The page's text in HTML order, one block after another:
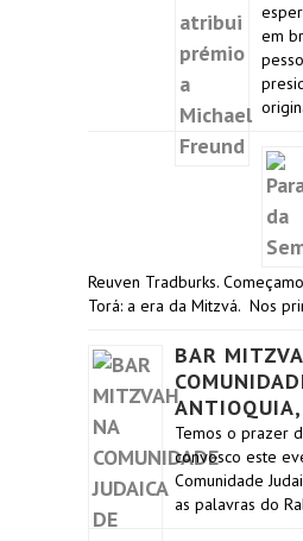
em
Reuven Tradburks.
Torá: a era da Mitzvá. Nos
BAR
Temos o prazer
convosco este
Comunidade
as palavras do